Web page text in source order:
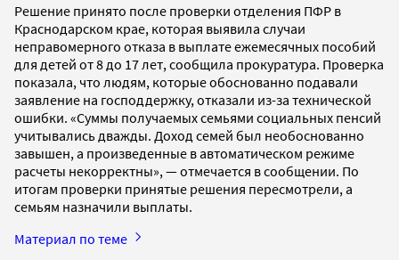
Решение принято после проверки отделения ПФР в
Краснодарском крае, которая выявила случаи
неправомерного отказа в выплате ежемесячных пособий
для детей от 8 до 17 лет, сообщила прокуратура. Проверка
показала, что людям, которые обоснованно подавали
заявление на господдержку, отказали из-за технической
ошибки. «Суммы получаемых семьями социальных пенсий
учитывались дважды. Доход семей был необоснованно
завышен, а произведенные в автоматическом режиме
расчеты некорректны», — отмечается в сообщении. По
итогам проверки принятые решения пересмотрели, а
семьям назначили выплаты.
Материал по теме